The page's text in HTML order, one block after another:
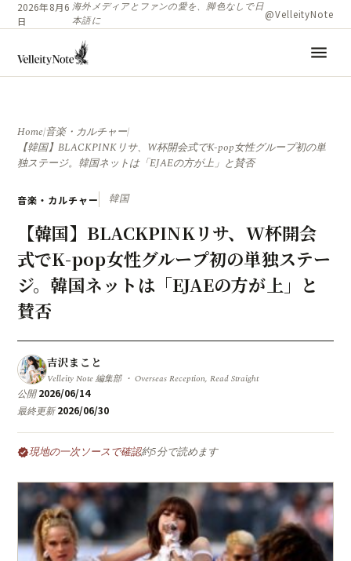
2026年8月6
日
海外メディアとファンの愛を、脚色なしで日
本語に
@VelleityNote
menu
Home/音楽・カルチャー/
【韓国】BLACKPINKリサ、W杯開会式でK-pop女性グループ初の単
独ステージ。韓国ネットは「EJAEの方が上」と賛否
音楽・カルチャー 韓国
【韓国】BLACKPINKリサ、W杯開会
式でK-pop女性グループ初の単独ステー
ジ。韓国ネットは「EJAEの方が上」と
賛否
吉沢まこと
Velleity Note 編集部 ・ Overseas Reception, Read Straight
公開2026/06/14
最終更新2026/06/30
verified現地の一次ソースで確認約5分で読めます